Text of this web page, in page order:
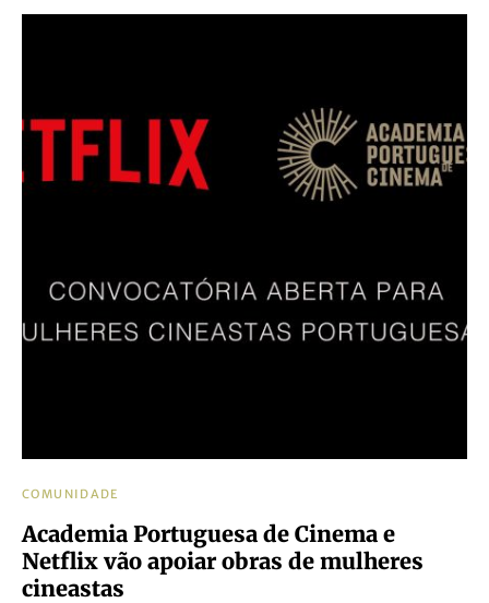
COMUNIDADE
Academia Portuguesa de Cinema e
Netflix vão apoiar obras de mulheres
cineastas